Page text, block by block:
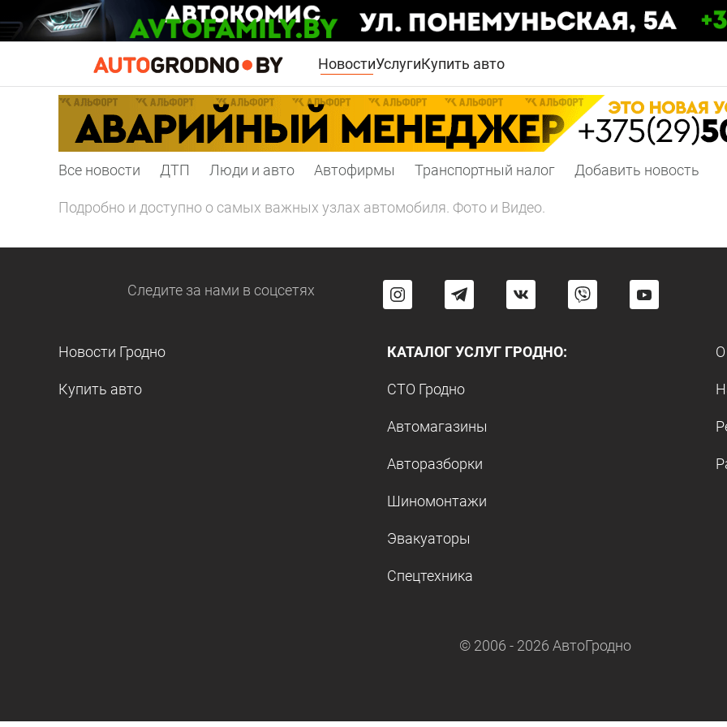
НовостиУслугиКупить авто
Все новости ДТП Люди и авто Автофирмы Транспортный налог Добавить новость
Подробно и доступно о самых важных узлах автомобиля. Фото и Видео.
Следите за нами в соцсетях
Новости Гродно
Купить авто
КАТАЛОГ УСЛУГ ГРОДНО:
СТО Гродно
Автомагазины
Авторазборки
Шиномонтажи
Эвакуаторы
Спецтехника
© 2006 - 2026 АвтоГродно